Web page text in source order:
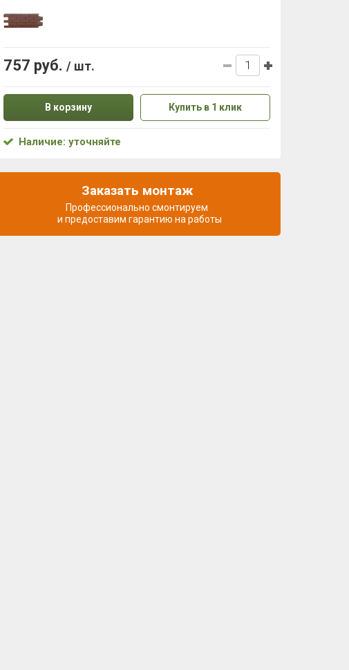
757 руб. / шт.
В корзину Купить в 1 клик
Наличие: уточняйте
Заказать монтаж
Профессионально смонтируем
и предоставим гарантию на работы